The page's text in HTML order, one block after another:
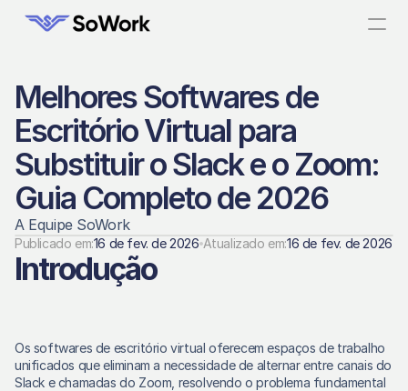
Melhores Softwares de
Escritório Virtual para
Substituir o Slack e o Zoom:
Guia Completo de 2026
A Equipe SoWork
Publicado em:16 de fev. de 2026 Atualizado em:16 de fev. de 2026
Introdução
Os softwares de escritório virtual oferecem espaços de trabalho
unificados que eliminam a necessidade de alternar entre canais do
Slack e chamadas do Zoom, resolvendo o problema fundamental